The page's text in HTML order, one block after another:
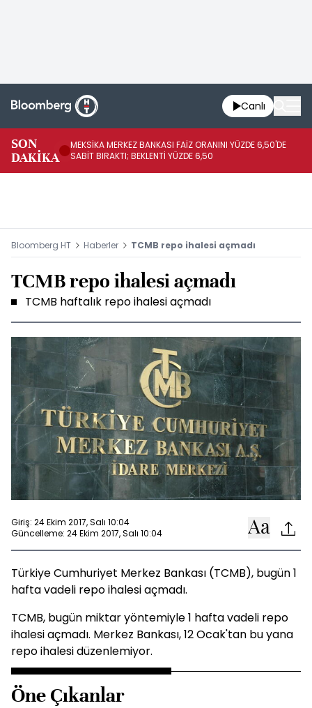
Canlı
SON
DAKİKA
MEKSİKA MERKEZ BANKASI FAİZ ORANINI YÜZDE 6,50'DE
SABİT BIRAKTI; BEKLENTİ YÜZDE 6,50
Bloomberg HT Haberler TCMB repo ihalesi açmadı
TCMB repo ihalesi açmadı
TCMB haftalık repo ihalesi açmadı
Giriş: 24 Ekim 2017, Salı 10:04
Güncelleme: 24 Ekim 2017, Salı 10:04
Türkiye Cumhuriyet Merkez Bankası (TCMB), bugün 1
hafta vadeli repo ihalesi açmadı.
TCMB, bugün miktar yöntemiyle 1 hafta vadeli repo
ihalesi açmadı. Merkez Bankası, 12 Ocak'tan bu yana
repo ihalesi düzenlemiyor.
Öne Çıkanlar